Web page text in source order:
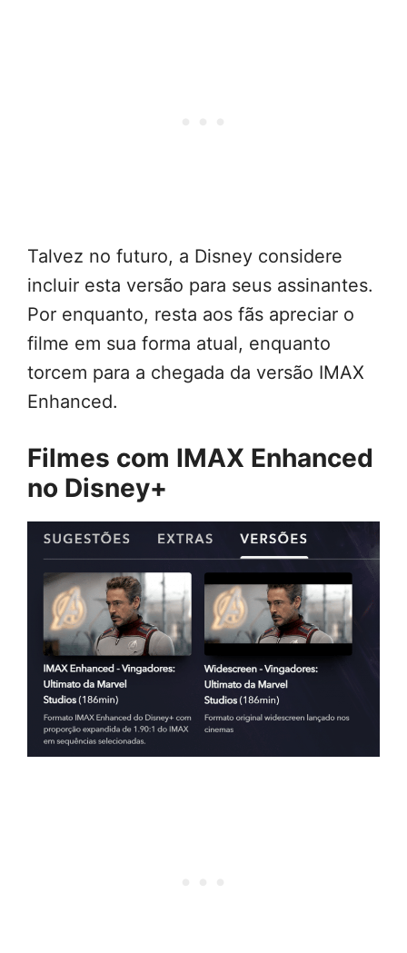
Talvez no futuro, a Disney considere
incluir esta versão para seus assinantes.
Por enquanto, resta aos fãs apreciar o
filme em sua forma atual, enquanto
torcem para a chegada da versão IMAX
Enhanced.
Filmes com IMAX Enhanced
no Disney+